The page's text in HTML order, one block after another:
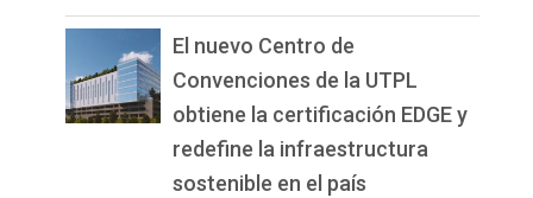
El nuevo Centro de
Convenciones de la UTPL
obtiene la certificación EDGE y
redefine la infraestructura
sostenible en el país